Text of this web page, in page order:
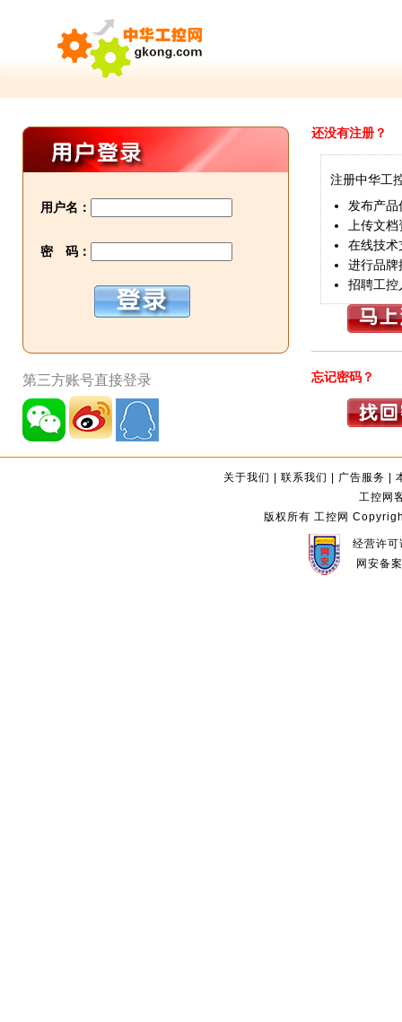
用户名：
密 码：
第三方账号直接登录
还没有注册？
注册中华工
发布产品
上传文档
在线技术
进行品牌
招聘工控
忘记密码？
关于我们 |联系我们 | 广告服务 |
工控网
版权所有 工控网
经营许
网安备